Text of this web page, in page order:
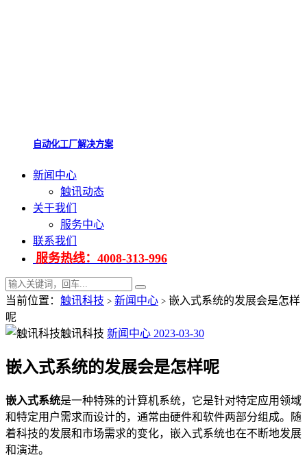
自动化工厂解决方案
新闻中心
触讯动态
关于我们
服务中心
联系我们
服务热线：4008-313-996
当前位置： 触讯科技 > 新闻中心 > 嵌入式系统的发展会是怎样
呢
触讯科技 新闻中心 2023-03-30
嵌入式系统的发展会是怎样呢
嵌入式系统是一种特殊的计算机系统，它是针对特定应用领域
和特定用户需求而设计的，通常由硬件和软件两部分组成。随
着科技的发展和市场需求的变化，嵌入式系统也在不断地发展
和演进。